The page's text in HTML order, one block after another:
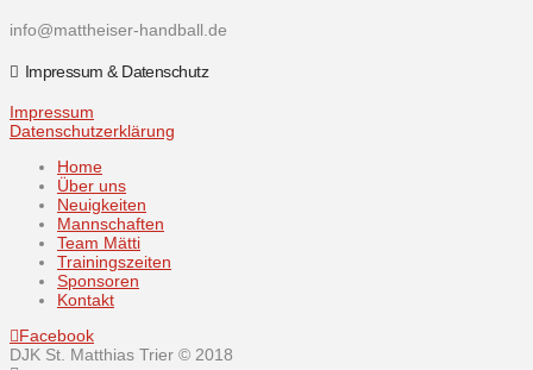
info@mattheiser-handball.de
Impressum & Datenschutz
Impressum
Datenschutzerklärung
Home
Über uns
Neuigkeiten
Mannschaften
Team Mätti
Trainingszeiten
Sponsoren
Kontakt
Facebook
DJK St. Matthias Trier © 2018